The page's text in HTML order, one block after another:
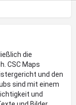
die
CSC Maps
und den
sind mit einem
und